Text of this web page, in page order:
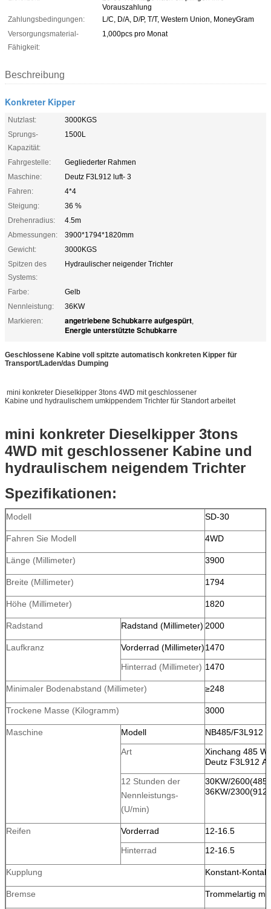
Vorauszahlung
Zahlungsbedingungen:
L/C, D/A, D/P, T/T, Western Union, MoneyGram
Versorgungsmaterial-
Fähigkeit:
1,000pcs pro Monat
Beschreibung
Konkreter Kipper
Nutzlast:
3000KGS
Sprungs-
Kapazität:
1500L
Fahrgestelle:
Gegliederter Rahmen
Maschine:
Deutz F3L912 luft- 3
Fahren:
4*4
Steigung:
36 %
Drehenradius:
4.5m
Abmessungen:
3900*1794*1820mm
Gewicht:
3000KGS
Spitzen des
Systems:
Hydraulischer neigender Trichter
Farbe:
Gelb
Nennleistung:
36KW
Markieren:
angetriebene Schubkarre aufgespürt,
Energie unterstützte Schubkarre
Geschlossene Kabine voll spitzte automatisch konkreten Kipper für
Transport/Laden/das Dumping
mini konkreter Dieselkipper 3tons 4WD mit geschlossener
Kabine und hydraulischem umkippendem Trichter für Standort arbeitet
mini konkreter Dieselkipper 3tons
4WD mit geschlossener Kabine und
hydraulischem neigendem Trichter
Spezifikationen:
Modell SD-30
Fahren Sie Modell 4WD
Länge (Millimeter) 3900
Breite (Millimeter) 1794
Höhe (Millimeter) 1820
Radstand Radstand (Millimeter) 2000
Laufkranz Vorderrad (Millimeter)1470
Hinterrad (Millimeter) 1470
Minimaler Bodenabstand (Millimeter) ≥248
Trockene Masse (Kilogramm) 3000
Maschine Modell
NB485/F3L912
Art
Xinchang 485
Deutz F3L912
12 Stunden der
Nennleistungs-
(U/min)
30KW/2600(485)
36KW/2300(912)
Reifen Vorderrad
12-16.5
Hinterrad
12-16.5
Kupplung Konstant-
Bremse Trommelartig